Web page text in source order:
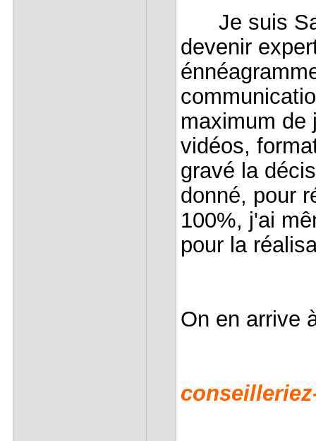
Je suis
devenir
maximum de
vidéos,
gravé la
donné, pour
100%, j'ai
pour la
On en arrive